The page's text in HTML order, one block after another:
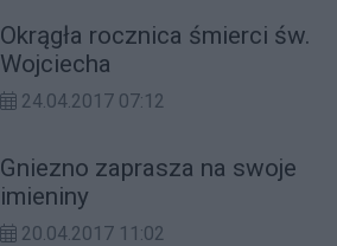
Okrągła rocznica śmierci św.
Wojciecha
24.04.2017 07:12
Gniezno zaprasza na swoje
imieniny
20.04.2017 11:02